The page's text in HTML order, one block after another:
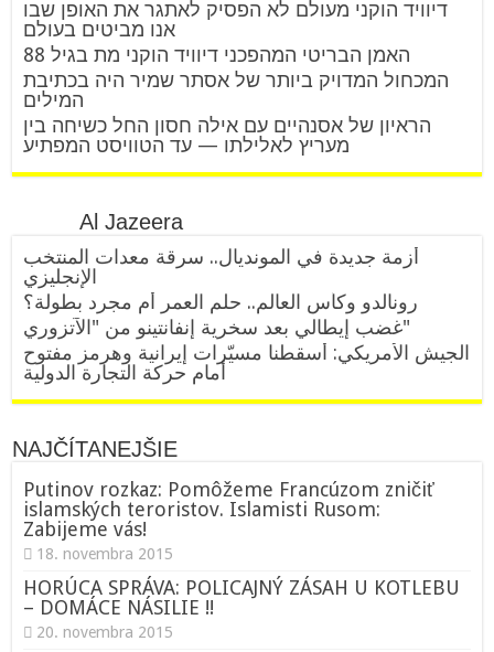
דיוויד הוקני מעולם לא הפסיק לאתגר את האופן שבו
אנו מביטים בעולם
האמן הבריטי המהפכני דיוויד הוקני מת בגיל 88
המכחול המדויק ביותר של אסתר שמיר היה בכתיבת
המילים
הראיון של אסנהיים עם אילה חסון החל כשיחה בין
מעריץ לאלילתו — עד הטוויסט המפתיע
Al Jazeera
أزمة جديدة في المونديال.. سرقة معدات المنتخب
الإنجليزي
رونالدو وكأس العالم.. حلم العمر أم مجرد بطولة؟
غضب إيطالي بعد سخرية إنفانتينو من "الآتزوري"
الجيش الأمريكي: أسقطنا مسيّرات إيرانية وهرمز مفتوح
أمام حركة التجارة الدولية
NAJČÍTANEJŠIE
Putinov rozkaz: Pomôžeme Francúzom zničiť
islamských teroristov. Islamisti Rusom:
Zabijeme vás!
18. novembra 2015
HORÚCA SPRÁVA: POLICAJNÝ ZÁSAH U KOTLEBU
– DOMÁCE NÁSILIE !!
20. novembra 2015